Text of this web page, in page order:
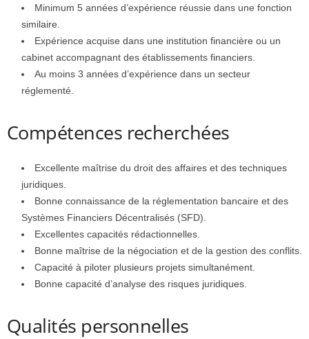
Minimum 5 années d’expérience réussie dans une fonction
similaire.
Expérience acquise dans une institution financière ou un
cabinet accompagnant des établissements financiers.
Au moins 3 années d’expérience dans un secteur
réglementé.
Compétences recherchées
Excellente maîtrise du droit des affaires et des techniques
juridiques.
Bonne connaissance de la réglementation bancaire et des
Systèmes Financiers Décentralisés (SFD).
Excellentes capacités rédactionnelles.
Bonne maîtrise de la négociation et de la gestion des conflits.
Capacité à piloter plusieurs projets simultanément.
Bonne capacité d’analyse des risques juridiques.
Qualités personnelles